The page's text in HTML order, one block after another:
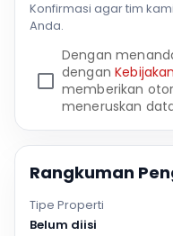
Konfirmasi agar tim
Anda.
Dengan
dengan
memberikan
meneruskan
Rangkuman
Tipe Properti
Belum diisi